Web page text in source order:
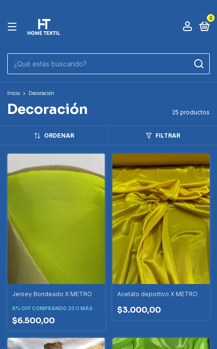
0
Inicio > Decoración
Decoración 25 productos
ORDENAR FILTRAR
Jersey Bondeado X METRO
8% OFFCOMPRANDO 20 O MÁS
$6.500,00
Acetato deportivo X METRO
$3.000,00